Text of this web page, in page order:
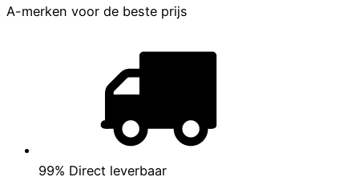
A-merken voor de beste prijs
99% Direct leverbaar